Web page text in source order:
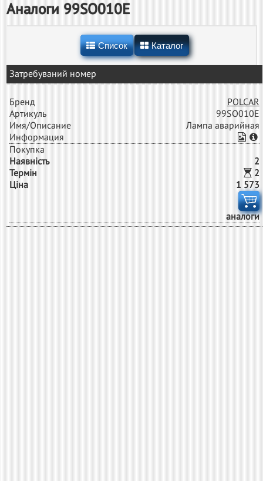
Аналоги 99SO010E
Список Каталог
Затребуваний номер
Бренд
POLCAR
Артикуль
99SO010E
Имя/Описание
Лампа аварийная
Информация
Покупка
Наявність
2
Термін
2
Ціна
1 573
аналоги